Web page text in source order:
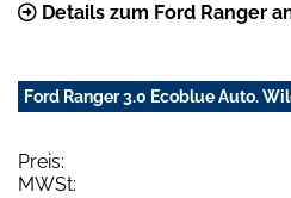
Details zum Ford Ranger
Ford Ranger 3.0 Ecoblue Auto.
Preis:
MWSt: